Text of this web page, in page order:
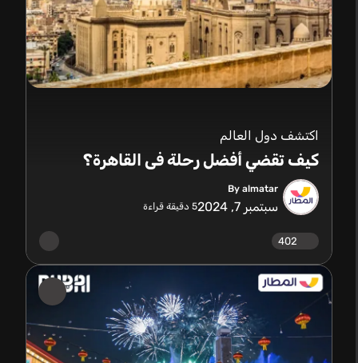
اكتشف دول العالم
كيف تقضي أفضل رحلة فى القاهرة؟
By almatar
سبتمبر 7, 2024 5دقيقة قراءة